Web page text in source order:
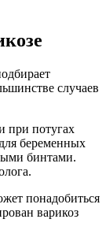
случаев
при потугах
беременных
бинтами.
понадобиться
варикоз